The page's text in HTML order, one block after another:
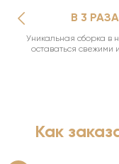
В 3
Уникальная сборка в
оставаться свежими
Как